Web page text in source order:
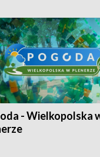
- Wielkopolska